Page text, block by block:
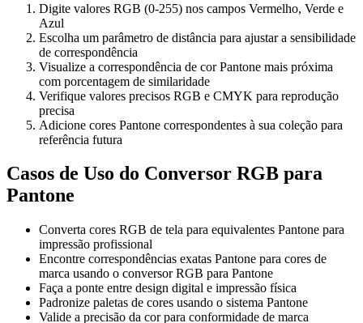
Digite valores RGB (0-255) nos campos Vermelho, Verde e
Azul
Escolha um parâmetro de distância para ajustar a sensibilidade
de correspondência
Visualize a correspondência de cor Pantone mais próxima
com porcentagem de similaridade
Verifique valores precisos RGB e CMYK para reprodução
precisa
Adicione cores Pantone correspondentes à sua coleção para
referência futura
Casos de Uso do Conversor RGB para
Pantone
Converta cores RGB de tela para equivalentes Pantone para
impressão profissional
Encontre correspondências exatas Pantone para cores de
marca usando o conversor RGB para Pantone
Faça a ponte entre design digital e impressão física
Padronize paletas de cores usando o sistema Pantone
Valide a precisão da cor para conformidade de marca